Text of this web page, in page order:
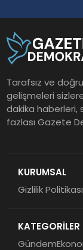
Tarafsız ve
gelişmeleri
dakika haberleri,
fazlası Gazete
KURUMSAL
Gizlilik Politikası
KATEGORİLER
Gündem